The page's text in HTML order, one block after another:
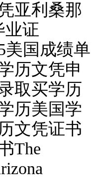
亚利桑那
业证
美国成绩单
历文凭申
取买学历
历美国学
文凭证书
The